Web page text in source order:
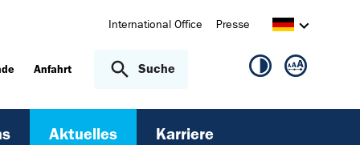
International Office Presse
Anfahrt Suche
Aktuelles Karriere